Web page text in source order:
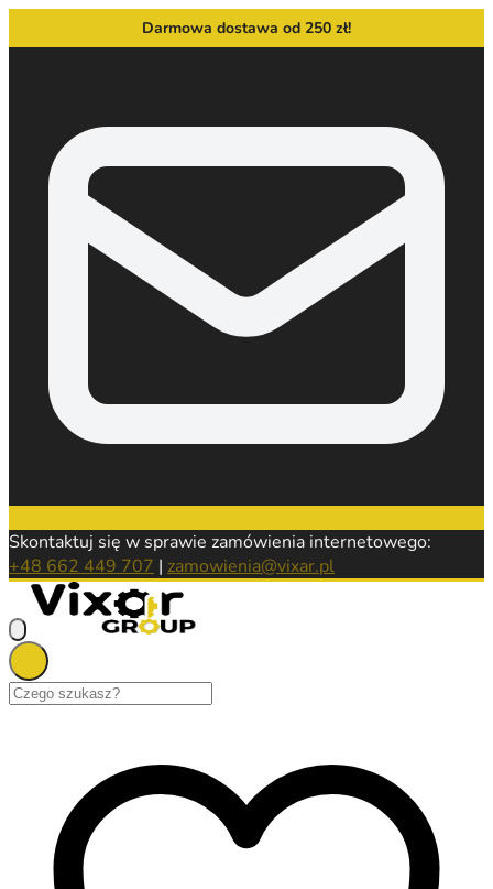
Darmowa dostawa od 250 zł!
Skontaktuj się w sprawie zamówienia internetowego:
+48 662 449 707 | zamowienia@vixar.pl